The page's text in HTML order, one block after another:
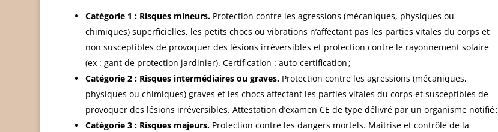
Catégorie 1 : Risques mineurs.Protection contre les agressions (mécaniques, physiques ou
chimiques) superficielles, les petits chocs ou vibrations n’affectant pas les parties vitales du corps et
non susceptibles de provoquer des lésions irréversibles et protection contre le rayonnement solaire
(ex : gant de protection jardinier). Certification : auto-certification ;
Catégorie 2 : Risques intermédiaires ou graves.Protection contre les agressions (mécaniques,
physiques ou chimiques) graves et les chocs affectant les parties vitales du corps et susceptibles de
provoquer des lésions irréversibles. Attestation d’examen CE de type délivré par un organisme notifié ;
Catégorie 3 : Risques majeurs. Protection contre les dangers mortels. Maitrise et contrôle de la